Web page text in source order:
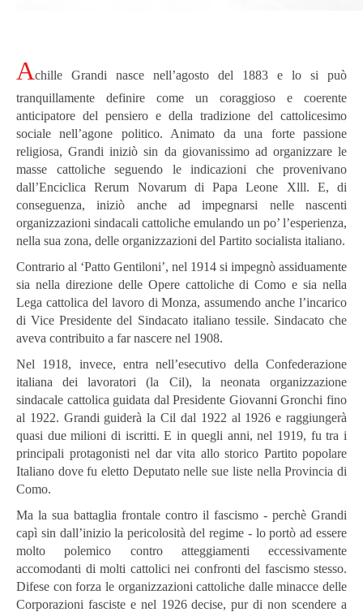
Achille Grandi nasce nell’agosto del 1883 e lo si può
tranquillamente definire come un coraggioso e coerente
anticipatore del pensiero e della tradizione del cattolicesimo
sociale nell’agone politico. Animato da una forte passione
religiosa, Grandi iniziò sin da giovanissimo ad organizzare le
masse cattoliche seguendo le indicazioni che provenivano
dall’Enciclica Rerum Novarum di Papa Leone Xlll. E, di
conseguenza, iniziò anche ad impegnarsi nelle nascenti
organizzazioni sindacali cattoliche emulando un po’ l’esperienza,
nella sua zona, delle organizzazioni del Partito socialista italiano.
Contrario al ‘Patto Gentiloni’, nel 1914 si impegnò assiduamente
sia nella direzione delle Opere cattoliche di Como e sia nella
Lega cattolica del lavoro di Monza, assumendo anche l’incarico
di Vice Presidente del Sindacato italiano tessile. Sindacato che
aveva contribuito a far nascere nel 1908.
Nel 1918, invece, entra nell’esecutivo della Confederazione
italiana dei lavoratori (la Cil), la neonata organizzazione
sindacale cattolica guidata dal Presidente Giovanni Gronchi fino
al 1922. Grandi guiderà la Cil dal 1922 al 1926 e raggiungerà
quasi due milioni di iscritti. E in quegli anni, nel 1919, fu tra i
principali protagonisti nel dar vita allo storico Partito popolare
Italiano dove fu eletto Deputato nelle sue liste nella Provincia di
Como.
Ma la sua battaglia frontale contro il fascismo - perchè Grandi
capì sin dall’inizio la pericolosità del regime - lo portò ad essere
molto polemico contro atteggiamenti eccessivamente
accomodanti di molti cattolici nei confronti del fascismo stesso.
Difese con forza le organizzazioni cattoliche dalle minacce delle
Corporazioni fasciste e nel 1926 decise, pur di non scendere a